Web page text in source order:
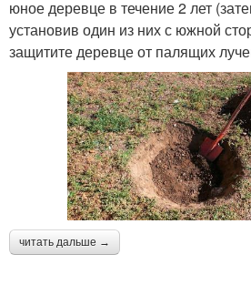
юное деревце в течение 2 лет
установив один из них с южной
защитите деревце от палящих
читать дальше →